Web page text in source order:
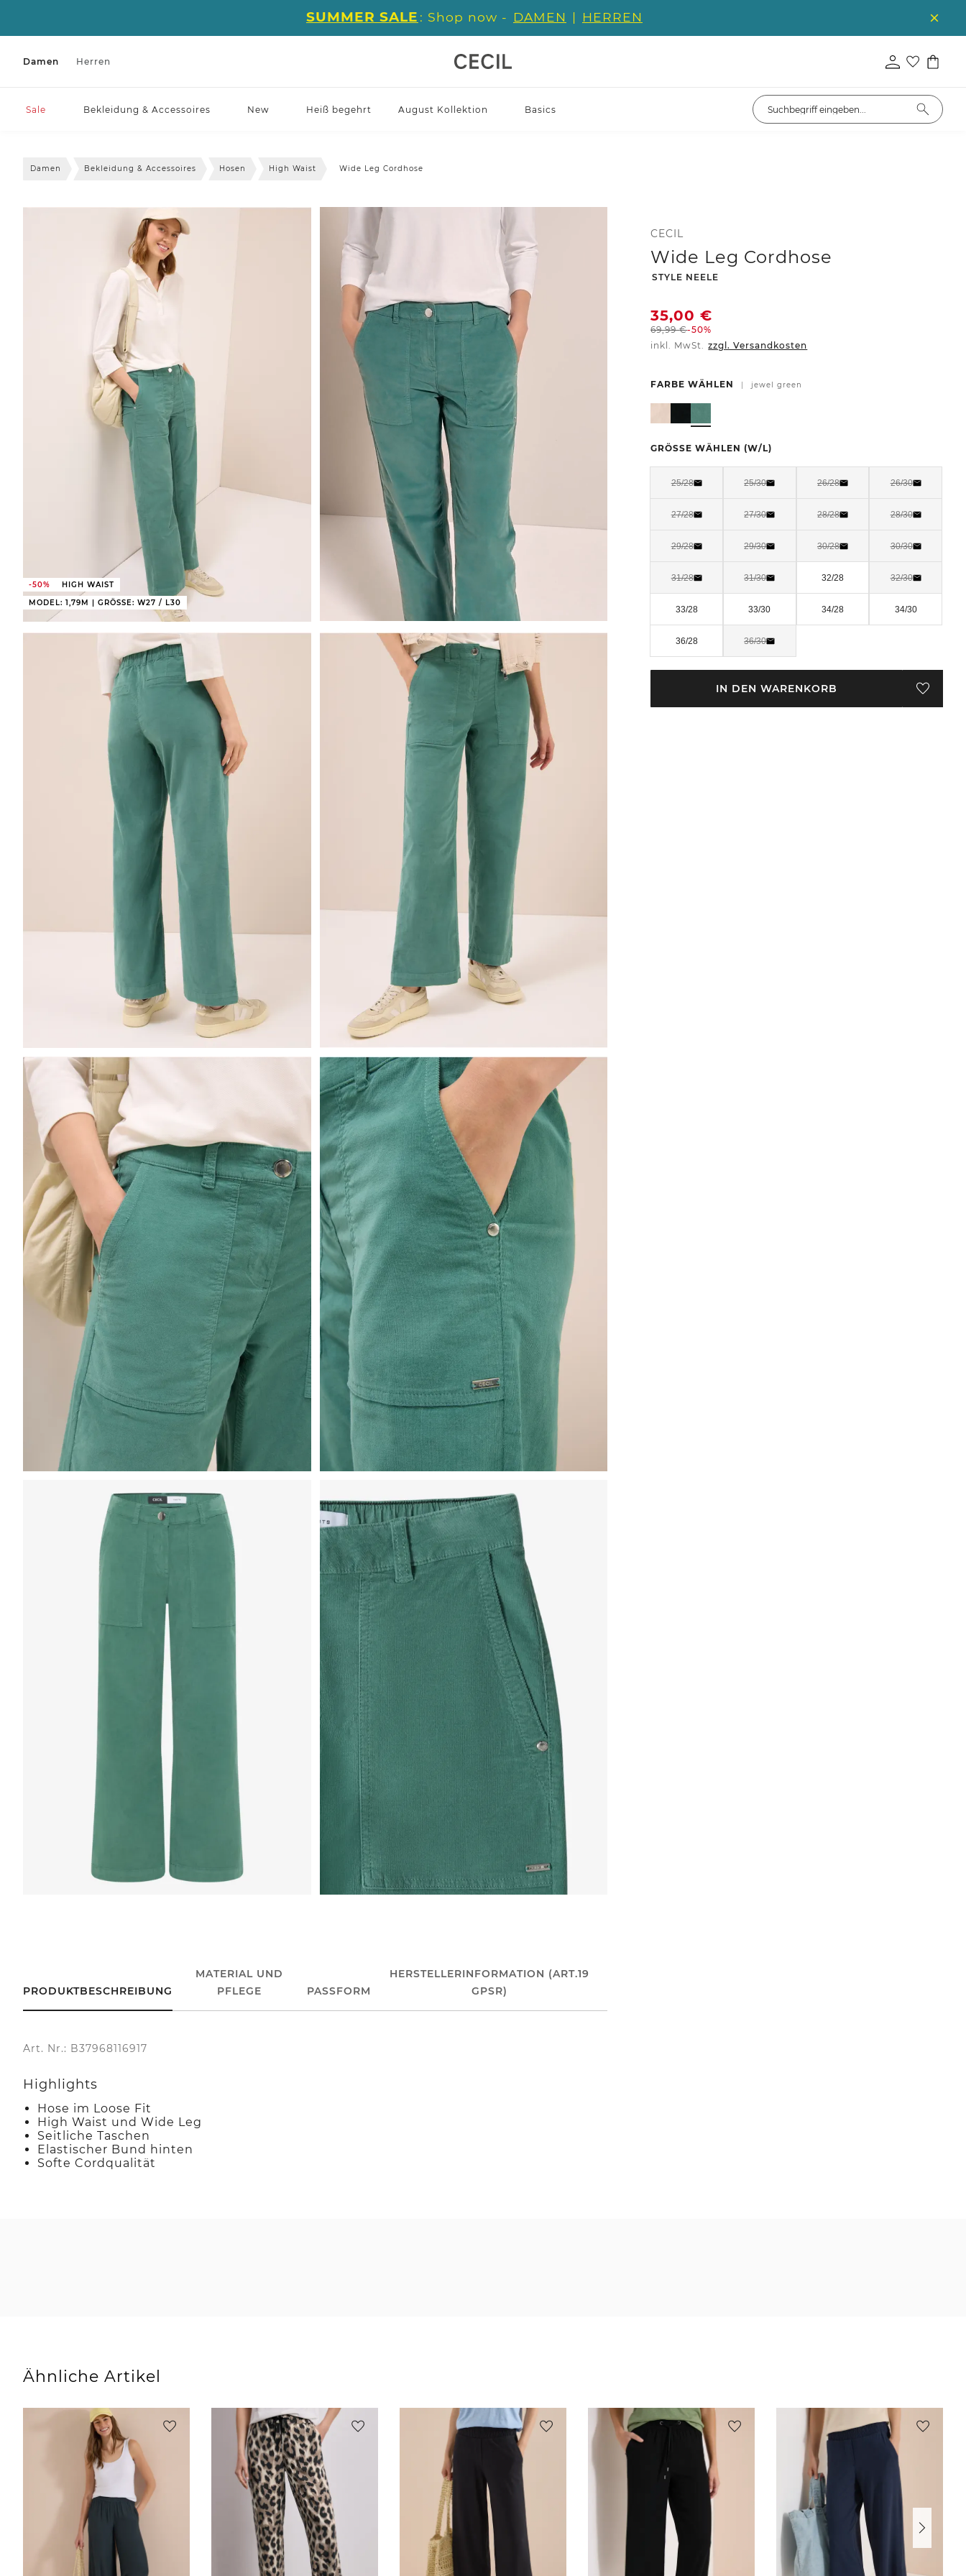
SUMMER SALE : Shop now - DAMEN | HERREN
Damen Herren
Sale Bekleidung & Accessoires New Heiß begehrt August Kollektion Basics
Damen Bekleidung & Accessoires Hosen High Waist Wide Leg Cordhose
-50%
HIGH WAIST
MODEL: 1,79M | GRÖSSE: W27 / L30
CECIL
Wide Leg Cordhose
-
STYLE NEELE
35,00€
69,99€-50%
inkl. MwSt. zzgl. Versandkosten
FARBE WÄHLEN | jewel green
GRÖSSE WÄHLEN (W/L)
25/28 25/30 26/28 26/30
27/28 27/30 28/28 28/30
29/28 29/30 30/28 30/30
31/28 31/30 32/28 32/30
33/28 33/30 34/28 34/30
36/28 36/30
IN DEN WARENKORB
PRODUKTBESCHREIBUNG
MATERIAL UND
PFLEGE
PASSFORM
HERSTELLERINFORMATION (ART.19
GPSR)
Art. Nr.: B37968116917
Highlights
Hose im Loose Fit
High Waist und Wide Leg
Seitliche Taschen
Elastischer Bund hinten
Softe Cordqualität
Ähnliche Artikel